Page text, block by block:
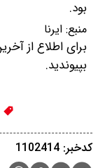
بود.
منبع: ایرنا
برای اطلاع از
بپیوندید.
کدخبر: 1102414